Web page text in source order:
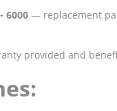
6000 — replacement
provided and